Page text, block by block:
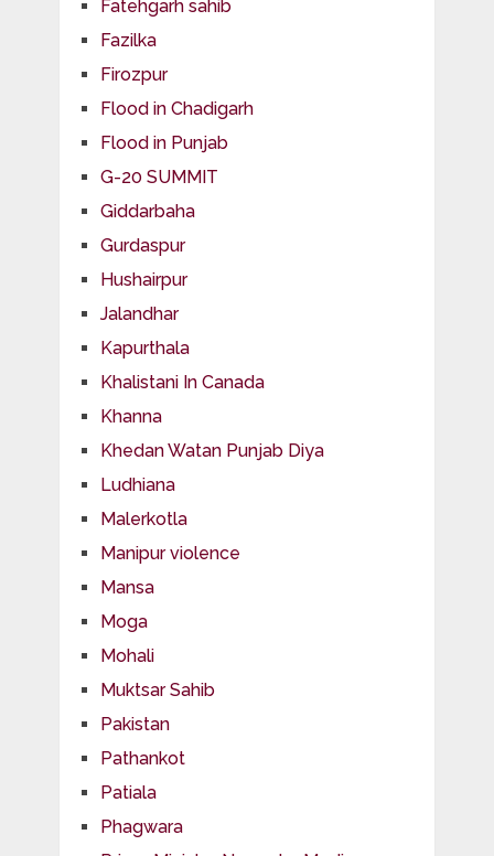
Fatehgarh sahib
Fazilka
Firozpur
Flood in Chadigarh
Flood in Punjab
G-20 SUMMIT
Giddarbaha
Gurdaspur
Hushairpur
Jalandhar
Kapurthala
Khalistani In Canada
Khanna
Khedan Watan Punjab Diya
Ludhiana
Malerkotla
Manipur violence
Mansa
Moga
Mohali
Muktsar Sahib
Pakistan
Pathankot
Patiala
Phagwara